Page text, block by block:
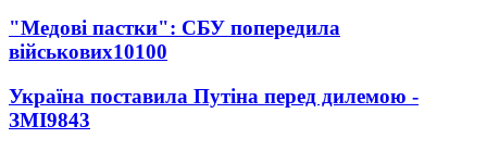
"Медові пастки": СБУ попередила
військових10100
Україна поставила Путіна перед дилемою -
ЗМІ9843